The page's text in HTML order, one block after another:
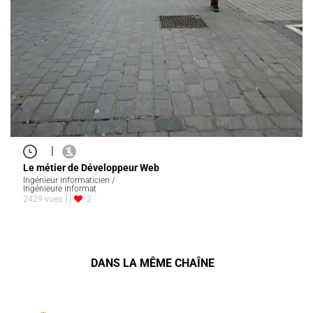
|
Le métier de Développeur Web
Ingénieur informaticien /
Ingénieure informat
2429 vues
2
DANS LA MÊME CHAÎNE